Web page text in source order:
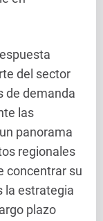
del sector
de demanda
las
panorama
regionales
concentrar su
la estrategia
plazo